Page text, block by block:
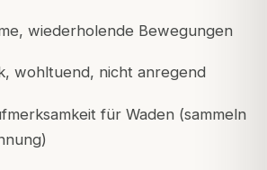
wiederholende Bewegungen
wohltuend, nicht anregend
für Waden (sammeln